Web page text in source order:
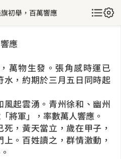
初舉，百萬響應
應
萬物生發。張角感時運已
，約期於三月五日同時起
起雲湧。青州徐和、幽州
將軍」，率數萬人響應。
，黃天當立，歲在甲子，
。百姓讀之，群情激動，